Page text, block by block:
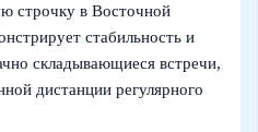
строчку в Восточной
стабильность и
складывающиеся встречи,
дистанции регулярного